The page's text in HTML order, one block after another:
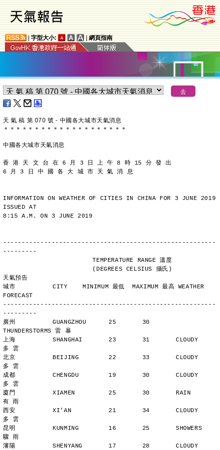
字型大小: 網頁指南
天 氣 稿 第 070 號 - 中國各大城市天氣消息
＊ ＊ ＊ ＊ ＊ ＊ ＊ ＊ ＊ ＊ ＊ ＊ ＊ ＊ ＊ ＊ ＊ ＊ ＊ ＊
中國各大城市天氣消息
香 港 天 文 台 在 6 月 3 日 上 午 8 時 15 分 發 出
6 月 3 日 中 國 各 大 城 市 天 氣 消 息
INFORMATION ON WEATHER OF CITIES IN CHINA FOR 3 JUNE 2019
ISSUED AT
8:15 A.M. ON 3 JUNE 2019
---------------------------------------------------------
---------
                        TEMPERATURE RANGE 溫度
天氣預告
城市          CITY    MINIMUM 最低  MAXIMUM 最高 WEATHER
FORECAST
---------------------------------------------------------
---------
廣州          GUANGZHOU      25       30
THUNDERSTORMS 雷 暴
上海          SHANGHAI       23       31       CLOUDY
多 雲
北京          BEIJING        22       33       CLOUDY
多 雲
成都          CHENGDU        19       30       CLOUDY
多 雲
廈門          XIAMEN         25       30       RAIN
有 雨
西安          XI'AN          21       34       CLOUDY
多 雲
昆明          KUNMING        16       25       SHOWERS
驟 雨
瀋陽          SHENYANG       17       28       CLOUDY